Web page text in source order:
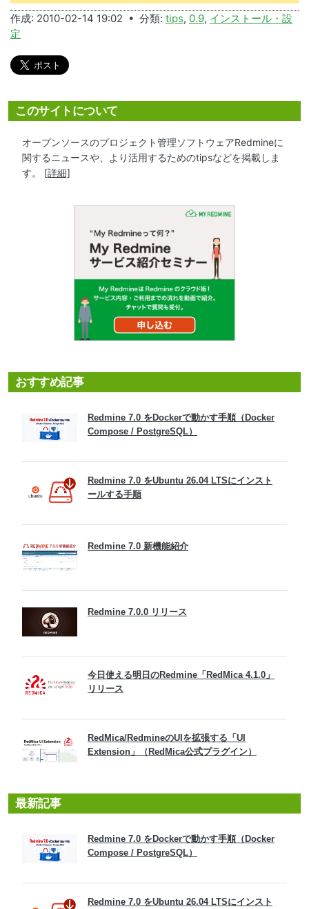
作成: 2010-02-14 19:02 • 分類: tips, 0.9, インストール・設
定
このサイトについて
オープンソースのプロジェクト管理ソフトウェアRedmineに
関するニュースや、より活用するためのtipsなどを掲載しま
す。 [詳細]
おすすめ記事
Redmine 7.0 をDockerで動かす手順（Docker
Compose / PostgreSQL）
Redmine 7.0 をUbuntu 26.04 LTSにインスト
ールする手順
Redmine 7.0 新機能紹介
Redmine 7.0.0 リリース
今日使える明日のRedmine「RedMica 4.1.0」
リリース
RedMica/RedmineのUIを拡張する「UI
Extension」（RedMica公式プラグイン）
最新記事
Redmine 7.0 をDockerで動かす手順（Docker
Compose / PostgreSQL）
Redmine 7.0 をUbuntu 26.04 LTSにインスト